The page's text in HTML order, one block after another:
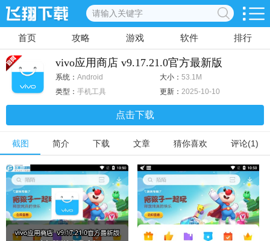
首页 攻略 游戏 软件 排行
vivo应用商店 v9.17.21.0官方最新版
系统： Android 大小： 53.1M
类型： 手机工具 更新： 2025-10-10
点击下载
截图 简介 下载 文章 猜你喜欢 评论(1)